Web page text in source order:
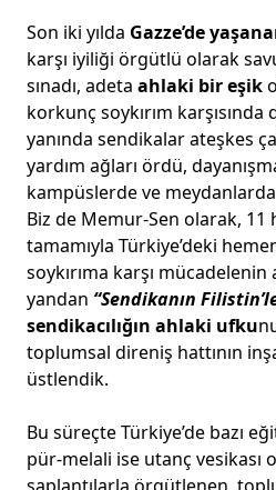
Son iki yılda Gazze’de
karşı iyiliği örgütlü olarak
sınadı, adeta ahlaki bir eşik
korkunç soykırım
yanında sendikalar ateşkes
yardım ağları ördü,
kampüslerde ve
Biz de Memur-Sen olarak,
tamamıyla Türkiye’deki
soykırıma karşı
yandan “Sendikanın
sendikacılığın ahlaki ufku
toplumsal direniş hattının
üstlendik.
Bu süreçte Türkiye’de bazı
pür-melali ise utanç vesikası